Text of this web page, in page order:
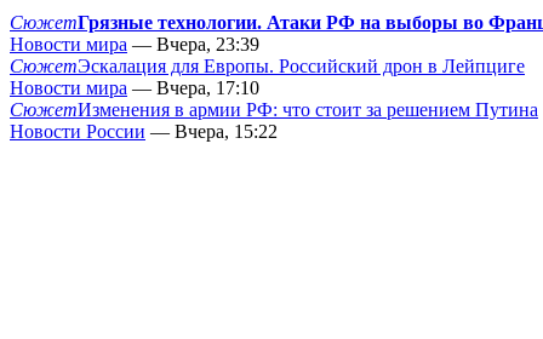
СюжетГрязные технологии. Атаки РФ на выборы во
Новости мира — Вчера, 23:39
СюжетЭскалация для Европы. Российский дрон в Лейпциге
Новости мира — Вчера, 17:10
СюжетИзменения в армии РФ: что стоит за решением Путина
Новости России — Вчера, 15:22